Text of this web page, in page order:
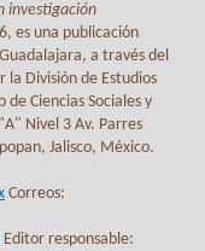
investigación
es una publicación
a través del
la División de Estudios
Ciencias Sociales y
Nivel 3 Av. Parres
Jalisco, México.
Correos:
Editor responsable: